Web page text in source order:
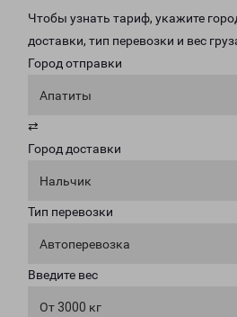
Чтобы узнать тариф, укажите
доставки, тип перевозки и вес
Город отправки
Апатиты
⇄
Город доставки
Нальчик
Тип перевозки
Автоперевозка
Введите вес
От 3000 кг